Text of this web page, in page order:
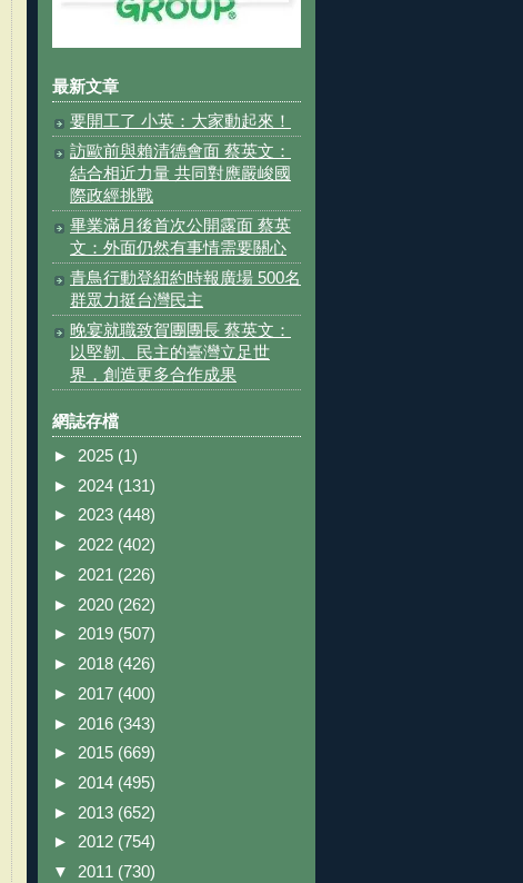
最新文章
要開工了 小英：大家動起來！
訪歐前與賴清德會面 蔡英文：
結合相近力量 共同對應嚴峻國
際政經挑戰
畢業滿月後首次公開露面 蔡英
文：外面仍然有事情需要關心
青鳥行動登紐約時報廣場 500名
群眾力挺台灣民主
晚宴就職致賀團團長 蔡英文：
以堅韌、民主的臺灣立足世
界，創造更多合作成果
網誌存檔
► 2025 (1)
► 2024 (131)
► 2023 (448)
► 2022 (402)
► 2021 (226)
► 2020 (262)
► 2019 (507)
► 2018 (426)
► 2017 (400)
► 2016 (343)
► 2015 (669)
► 2014 (495)
► 2013 (652)
► 2012 (754)
▼ 2011 (730)